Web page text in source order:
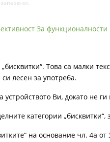
За функционалности
Това са малки
лесен за употреба.
устройството Ви, докато
категории
на основание чл. 4а